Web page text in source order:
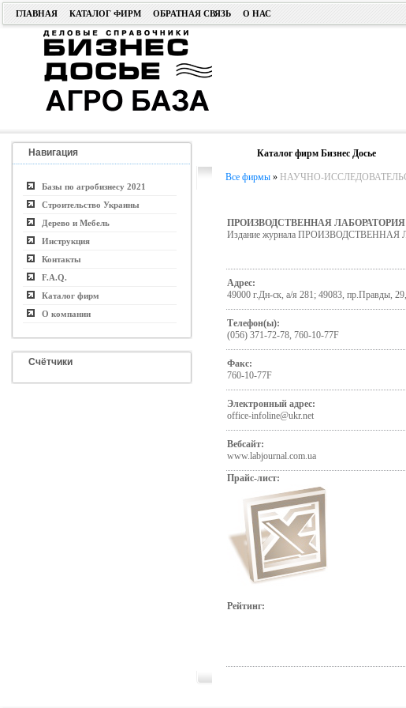
ГЛАВНАЯ КАТАЛОГ ФИРМ ОБРАТНАЯ СВЯЗЬ О НАС
Навигация
Базы по агробизнесу 2021
Строительство Украины
Дерево и Мебель
Инструкция
Контакты
F.A.Q.
Каталог фирм
О компании
Счётчики
Каталог фирм Бизнес Досье
Все фирмы» НАУЧНО-
ПРОИЗВОДСТВЕННАЯ ЛАБОРАТОРИЯ
Издание журнала
Адрес:
49000 г.Дн-ск, а/я 281; 49083, пр.Правды,
Телефон(ы):
(056) 371-72-78, 760-10-77F
Факс:
760-10-77F
Электронный адрес:
office-infoline@ukr.net
Вебсайт:
www.labjournal.com.ua
Прайс-лист:
Рейтинг: